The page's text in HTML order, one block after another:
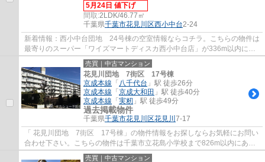
5月24日 値下げ
間取:2LDK/46.77㎡
千葉県千葉市花見川区西小中台2-24
新着情報：西小中台団地 24号棟の空室情報ならコチラ。こちらの物件は
最寄りのスーパー「ワイズマートディスカ西小中台店」が336m以内にあ
ります。多くの方に好評な、清潔感のある室...
売買｜中古マンション
花見川団地 7街区 17号棟
京成本線 「 八千代台 」駅 徒歩26分
京成本線 「 京成大和田 」駅 徒歩40分
京成本線 「 実籾 」駅 徒歩49分
過去掲載物件
千葉県千葉市花見川区花見川 7-17
「 花見川団地 7街区 17号棟」の物件情報をお探しならお気軽にお問い
合わせ下さい。こちらの物件は千葉市立花島小学校まで826m以内にある
のがポイントです。中古ながらも綺麗な室内...
売買｜中古マンション